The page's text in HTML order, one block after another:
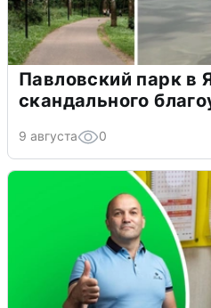
Павловский парк в
скандального
9 августа 0